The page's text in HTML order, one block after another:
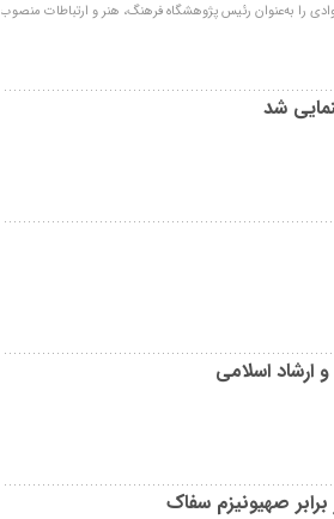
را به‌عنوان رئیس پژوهشگاه فرهنگ، هنر و ارتباطات منصوب
شد
اسلامی
صهیونیزم سفاک